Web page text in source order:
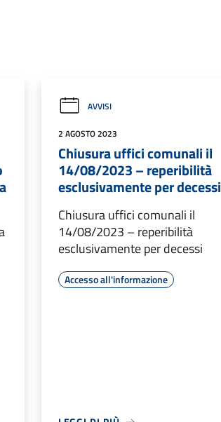
AVVISI
2 AGOSTO 2023
Chiusura uffici comunali il
14/08/2023 – reperibilità
esclusivamente per decessi
Chiusura uffici comunali il
14/08/2023 – reperibilità
esclusivamente per decessi
Accesso all'informazione